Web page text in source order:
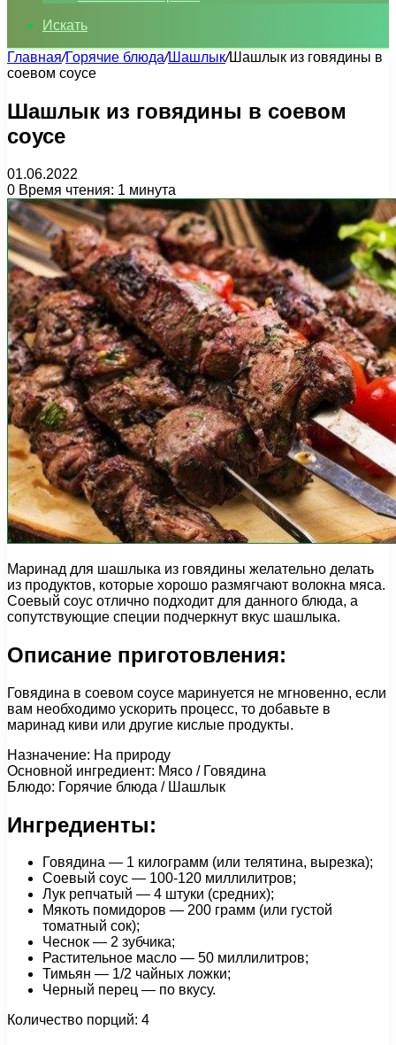
Искать
Главная/Горячие блюда/Шашлык/Шашлык из говядины в
соевом соусе
Шашлык из говядины в соевом
соусе
01.06.2022
0 Время чтения: 1 минута
Маринад для шашлыка из говядины желательно делать
из продуктов, которые хорошо размягчают волокна мяса.
Соевый соус отлично подходит для данного блюда, а
сопутствующие специи подчеркнут вкус шашлыка.
Описание приготовления:
Говядина в соевом соусе маринуется не мгновенно, если
вам необходимо ускорить процесс, то добавьте в
маринад киви или другие кислые продукты.
Назначение: На природу
Основной ингредиент: Мясо / Говядина
Блюдо: Горячие блюда / Шашлык
Ингредиенты:
Говядина — 1 килограмм (или телятина, вырезка);
Соевый соус — 100-120 миллилитров;
Лук репчатый — 4 штуки (средних);
Мякоть помидоров — 200 грамм (или густой
томатный сок);
Чеснок — 2 зубчика;
Растительное масло — 50 миллилитров;
Тимьян — 1/2 чайных ложки;
Черный перец — по вкусу.
Количество порций: 4